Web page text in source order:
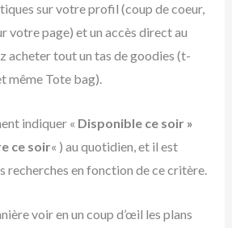
sur votre profil (coup de coeur,
votre page) et un accès direct au
acheter tout un tas de goodies (t-
même Tote bag).
indiquer « Disponible ce soir »
ce soir« ) au quotidien, et il est
recherches en fonction de ce critère.
voir en un coup d’œil les plans